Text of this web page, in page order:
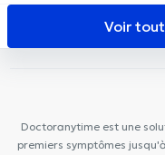
Cabinet Leo Square
Paramédical Saint-Michel
Voir
Doctoranytime est une
premiers symptômes